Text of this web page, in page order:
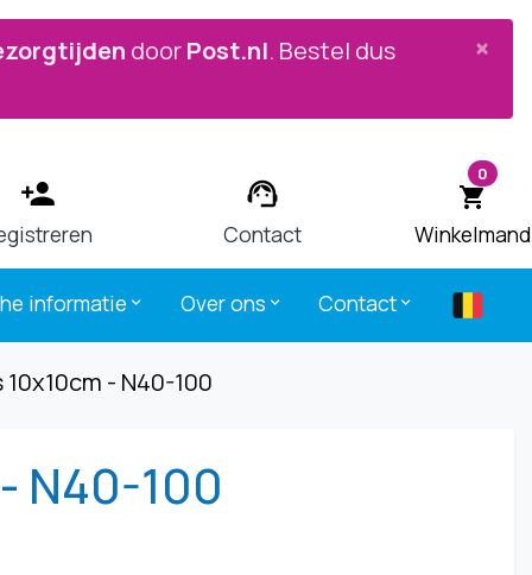
×
doorPost.nl. Bestel dus
person_add support_agent
Contact
shopping_cart
0
Winkelmand
informatie keyboard_arrow_down Over ons keyboard_arrow_down Contact keyboard_arrow_down
- N40-100
N40-100

